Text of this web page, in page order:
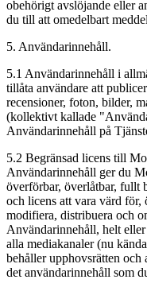
obehörigt avslöjande eller
du till att omedelbart
5. Användarinnehåll.
5.1 Användarinnehåll i
tillåta användare att
recensioner, foton, bilder,
(kollektivt kallade
Användarinnehåll på
5.2 Begränsad licens till
Användarinnehåll ger du
överförbar, överlåtbar, fullt
och licens att vara värd för,
modifiera, distribuera och
Användarinnehåll, helt
alla mediakanaler (nu
behåller upphovsrätten och
det användarinnehåll som